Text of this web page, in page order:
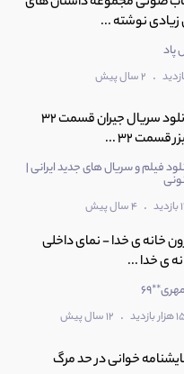
زیادی نوشته ...
پاد
. 2 سال پیش
دانلود سریال جیران قسمت 32
قسمت 32 ...
فیلم و سریال های جدید ایرانی |
. 4 سال پیش
خانه ی خدا - نمای داخلی
ی خدا ...
. 12 سال پیش
خوانی در حد مرگ